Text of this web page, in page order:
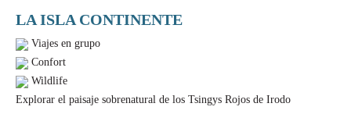
LA ISLA CONTINENTE
Viajes en grupo
Confort
Wildlife
Explorar el paisaje sobrenatural de los Tsingys Rojos de Irodo